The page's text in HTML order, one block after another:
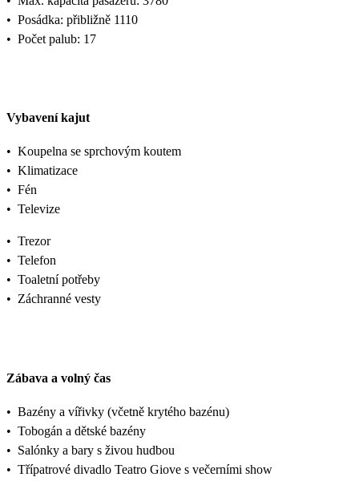
• Posádka: přibližně 1110
• Počet palub: 17
Vybavení kajut
• Koupelna se sprchovým koutem
• Klimatizace
• Fén
• Televize
• Trezor
• Telefon
• Toaletní potřeby
• Záchranné vesty
Zábava a volný čas
• Bazény a vířivky (včetně krytého bazénu)
• Tobogán a dětské bazény
• Salónky a bary s živou hudbou
• Třípatrové divadlo Teatro Giove s večerními show